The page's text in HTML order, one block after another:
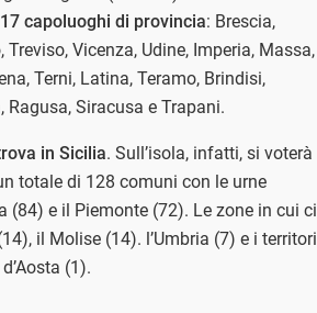
capoluoghi di provincia: Brescia,
Treviso, Vicenza, Udine, Imperia, Massa,
Terni, Latina, Teramo, Brindisi,
Ragusa, Siracusa e Trapani.
in Sicilia. Sull’isola, infatti, si voterà
totale di 128 comuni con le urne
e il Piemonte (72). Le zone in cui ci
il Molise (14). l’Umbria (7) e i territori
(1).